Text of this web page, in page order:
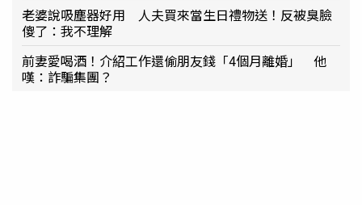
老婆說吸塵器好用 人夫買來當生日禮物送！反被臭臉
傻了：我不理解
前妻愛喝酒！介紹工作還偷朋友錢「4個月離婚」 他
嘆：詐騙集團？